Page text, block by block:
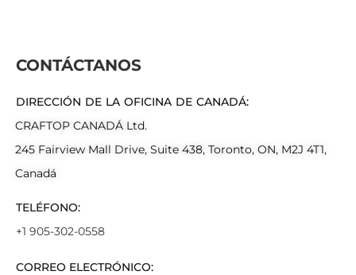
CONTÁCTANOS
DIRECCIÓN DE LA OFICINA DE CANADÁ:
CRAFTOP CANADÁ Ltd.
245 Fairview Mall Drive, Suite 438, Toronto, ON, M2J 4T1,
Canadá
TELÉFONO:
+1 905-302-0558
CORREO ELECTRÓNICO: